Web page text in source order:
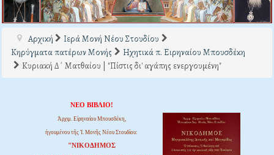
Αρχική
Ιερά Μονή Νέου Στουδίου
Κηρύγματα πατέρων Μονής
Ηχητικά π. Ειρηναίου Μπουσδέκη
Kυριακή Δ΄ Ματθαίου | "Πίστις δι' αγάπης ενεργουμένη"
ΝΕΟ ΒΙΒΛΙΟ!
Ἀρχιμ. Εἰρηναίου Μπουσδέκη,
ἡγουμένου τῆς Ἱ. Μονῆς Νέου Στουδίου:
"ΝΙΚΟΔΗΜΟΣ